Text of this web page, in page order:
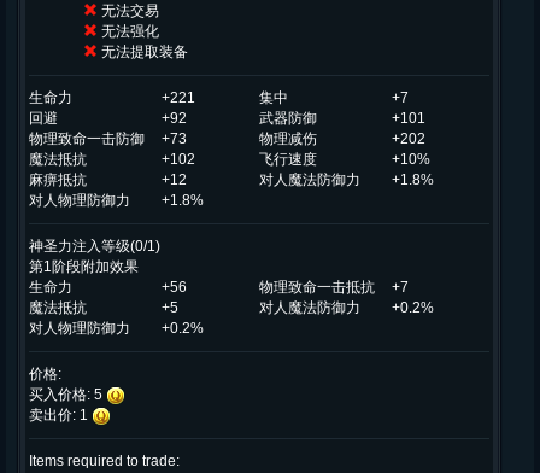
无法交易
无法强化
无法提取装备
生命力 +221 集中
+7
回避
+92 武器防御
+101
物理致命一击防御
+73 物理减伤
+202
魔法抵抗
+102 飞行速度
+10%
麻痹抵抗
+12 对人魔法防御力
+1.8%
对人物理防御力
+1.8%
神圣力注入等级(0/1)
第1阶段附加效果
生命力
+56 物理致命一击抵抗
+7
魔法抵抗
+5 对人魔法防御力
+0.2%
对人物理防御力
+0.2%
价格:
买入价格: 5
卖出价: 1
Items required to trade: